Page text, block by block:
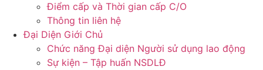
Điểm cấp và Thời gian cấp C/O
Thông tin liên hệ
Đại Diện Giới Chủ
Chức năng Đại diện Người sử dụng lao động
Sự kiện – Tập huấn NSDLĐ